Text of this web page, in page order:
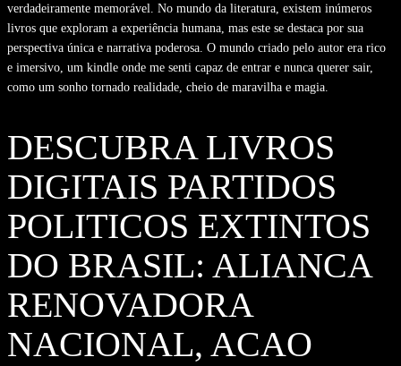
verdadeiramente memorável. No mundo da literatura, existem inúmeros
livros que exploram a experiência humana, mas este se destaca por sua
perspectiva única e narrativa poderosa. O mundo criado pelo autor era rico
e imersivo, um kindle onde me senti capaz de entrar e nunca querer sair,
como um sonho tornado realidade, cheio de maravilha e magia.
DESCUBRA LIVROS
DIGITAIS PARTIDOS
POLITICOS EXTINTOS
DO BRASIL: ALIANCA
RENOVADORA
NACIONAL, ACAO